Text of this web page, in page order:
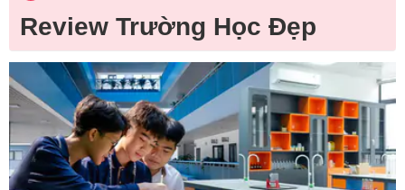
Review Trường Học Đẹp